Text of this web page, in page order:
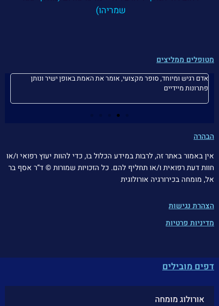
שמריהו)
מטופלים ממליצים
אדם רגיש ומיוחד, סופר מקצועי, אומר את האמת באופן ישיר ונותן
פתרונות מיידיים
הבהרה
אין באמור באתר זה, לרבות במידע הכלול בו, כדי להוות יעוץ רפואי ו/או
חוות דעת רפואית ו/או תחליף להם. כל הזכויות שמורות © ד”ר אסף בר
אל, מומחה בכירורגיה אורולוגית
הצהרת נגישות
מדיניות פרטיות
דפים מובילים
אורולוג מומחה